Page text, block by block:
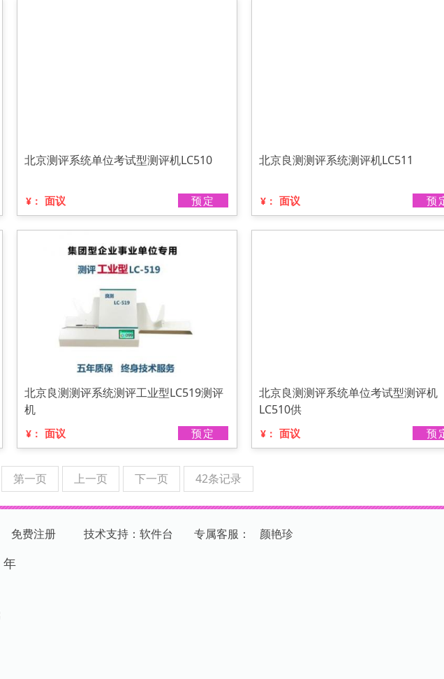
北京测评系统单位考试型测评机LC510
¥： 面议 预定
北京良测测评系统测评机LC511
¥： 面议 预
北京良测测评系统测评工业型LC519测评
机
¥： 面议 预定
北京良测测评系统单位考试型测评机
LC510供
¥： 面议 预
第一页 上一页 下一页 42条记录
免费注册 技术支持：软件台 专属客服 ： 颜艳珍
年